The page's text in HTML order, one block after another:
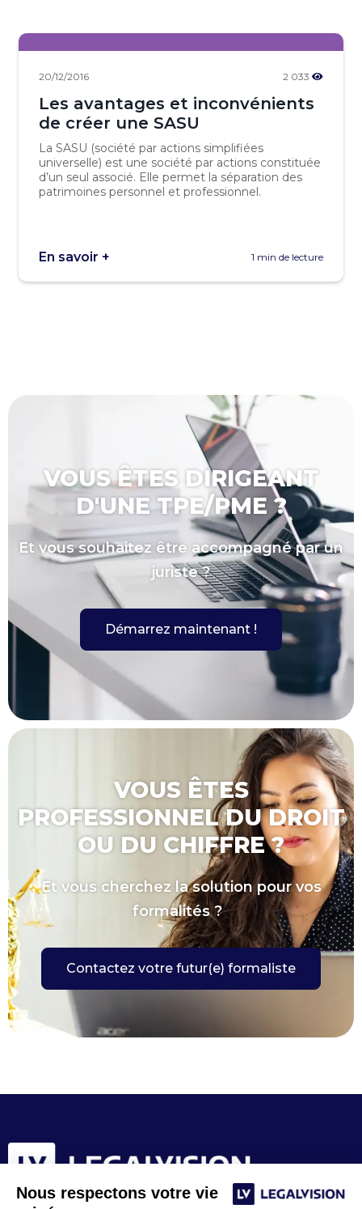
Nous respectons votre vie
20/12/2016 2 033
Les avantages et inconvénients
de créer une SASU
La SASU (société par actions simplifiées
universelle) est une société par actions constituée
d’un seul associé. Elle permet la séparation des
patrimoines personnel et professionnel.
En savoir + 1 min de lecture
VOUS ÊTES DIRIGEANT
D'UNE TPE/PME ?
Et vous souhaitez être accompagné par un
juriste ?
Démarrez maintenant !
VOUS ÊTES
PROFESSIONNEL DU DROIT
OU DU CHIFFRE ?
Et vous cherchez la solution pour vos
formalités ?
Contactez votre futur(e) formaliste